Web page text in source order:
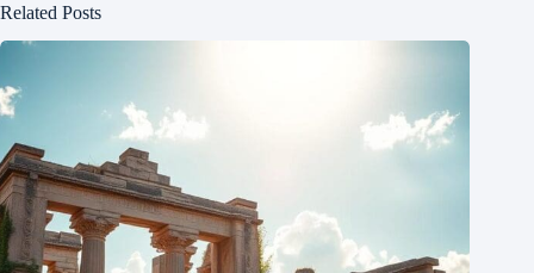
Related Posts